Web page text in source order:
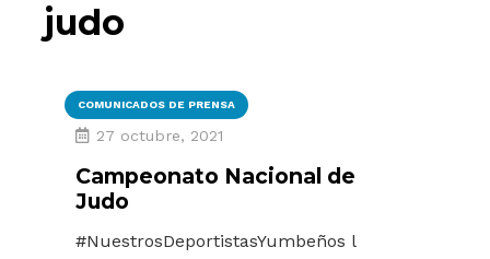
judo
COMUNICADOS DE PRENSA
27 octubre, 2021
Campeonato Nacional de
Judo
#NuestrosDeportistasYumbeños l